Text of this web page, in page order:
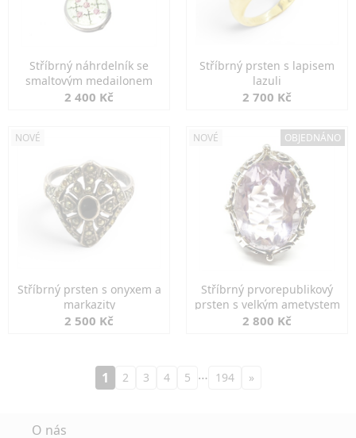
Stříbrný náhrdelník se
smaltovým medailonem
2 400 Kč
Stříbrný prsten s lapisem
lazuli
2 700 Kč
NOVÉ
Stříbrný prsten s onyxem a
markazity
2 500 Kč
NOVÉ OBJEDNÁNO
Stříbrný prvorepublikový
prsten s velkým ametystem
2 800 Kč
1 2 3 4 5 … 194 »
O nás